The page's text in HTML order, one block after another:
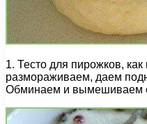
1. Тесто для пирожков, как
размораживаем, даем
Обминаем и вымешиваем